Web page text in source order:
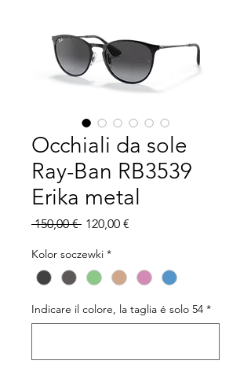
Occhiali da sole
Ray-Ban RB3539
Erika metal
150,00 € Regularna
120,00 €
Kolor soczewki *
Indicare il colore, la taglia é solo 54 *